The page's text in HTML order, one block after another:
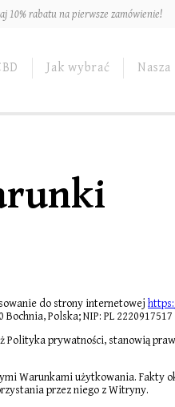
10% rabatu na pierwsze zamówienie!
Jak wybrać
do strony internetowej
Polska; NIP: PL 2220917517
prywatności, stanowią
Warunkami użytkowania. Fakty
przez niego z Witryny.